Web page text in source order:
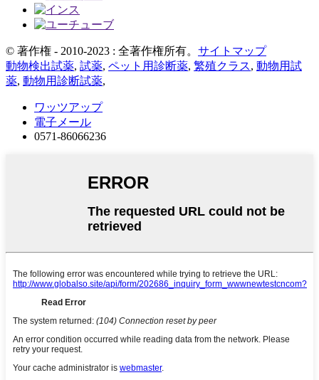
© 著作権 - 2010-2023 : 全著作権所有。 サイトマップ
動物検出試薬, 試薬, ペット用診断薬, 繁殖クラス, 動物用試
薬, 動物用診断試薬,
ワッツアップ
電子メール
0571-86066236